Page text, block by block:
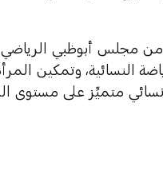
من مجلس أبوظبي
النسائية، وتمكين
متميِّز على مستوى